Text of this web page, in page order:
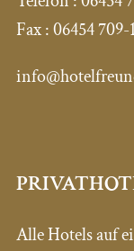
Fax :06454 709-
Alle Hotels auf